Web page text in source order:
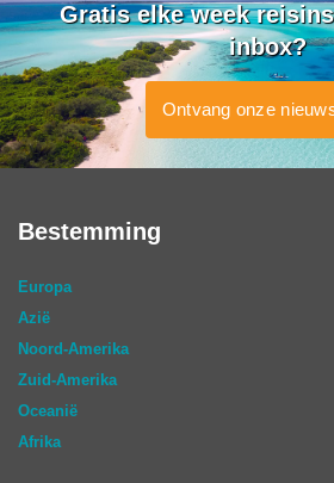
Gratis elke week
inbox?
Ontvang onze
Bestemming
Europa
Azië
Noord-Amerika
Zuid-Amerika
Oceanië
Afrika